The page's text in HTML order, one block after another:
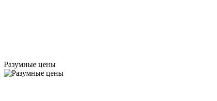
Разумные цены